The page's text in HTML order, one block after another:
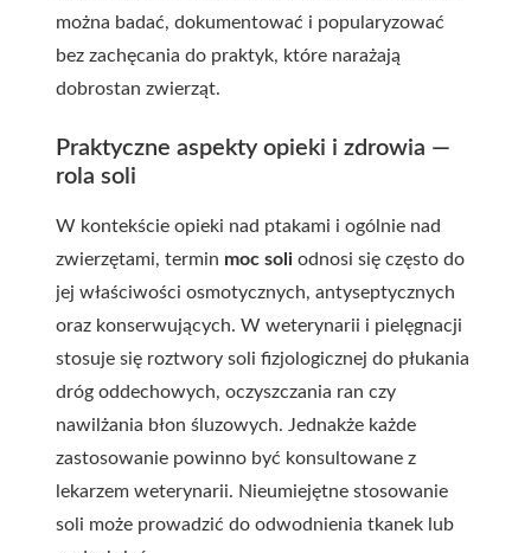
można badać, dokumentować i popularyzować
bez zachęcania do praktyk, które narażają
dobrostan zwierząt.
Praktyczne aspekty opieki i zdrowia —
rola soli
W kontekście opieki nad ptakami i ogólnie nad
zwierzętami, termin moc soli odnosi się często do
jej właściwości osmotycznych, antyseptycznych
oraz konserwujących. W weterynarii i pielęgnacji
stosuje się roztwory soli fizjologicznej do płukania
dróg oddechowych, oczyszczania ran czy
nawilżania błon śluzowych. Jednakże każde
zastosowanie powinno być konsultowane z
lekarzem weterynarii. Nieumiejętne stosowanie
soli może prowadzić do odwodnienia tkanek lub